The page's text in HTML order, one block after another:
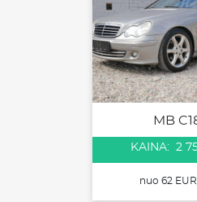
MB
KAINA: 2
nuo 62